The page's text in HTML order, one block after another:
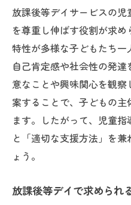
放課後等デイサービスの
を尊重し伸ばす役割が求
特性が多様な子どもたち一
自己肯定感や社会性の発
意なことや興味関心を観
案することで、子どもの
ます。したがって、児童指
と「適切な支援方法」を
ょう。
放課後等デイで求められ